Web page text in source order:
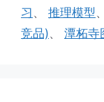
习 、 推理模型、
竞品)、 潭柘寺